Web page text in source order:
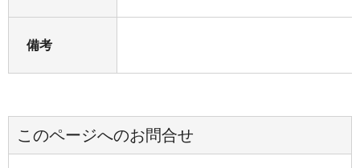
備考
このページへのお問合せ